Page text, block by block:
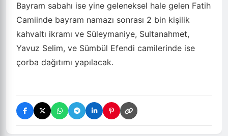
Bayram sabahı ise yine geleneksel hale gelen Fatih
Camiinde bayram namazı sonrası 2 bin kişilik
kahvaltı ikramı ve Süleymaniye, Sultanahmet,
Yavuz Selim, ve Sümbül Efendi camilerinde ise
çorba dağıtımı yapılacak.